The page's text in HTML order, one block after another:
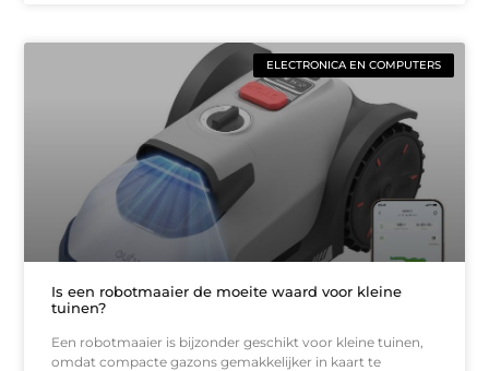
ELECTRONICA EN COMPUTERS
Is een robotmaaier de moeite waard voor kleine
tuinen?
Een robotmaaier is bijzonder geschikt voor kleine tuinen,
omdat compacte gazons gemakkelijker in kaart te